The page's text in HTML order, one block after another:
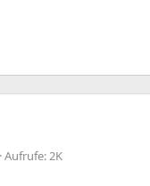
Aufrufe: 2K